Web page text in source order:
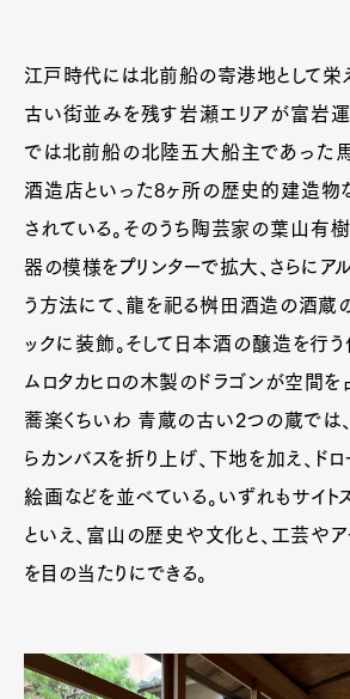
江戸時代には北前船の寄港地として栄
古い街並みを残す岩瀬エリアが富岩運
では北前船の北陸五大船主であった
酒造店といった8ヶ所の歴史的建造物
されている。そのうち陶芸家の葉山有
器の模様をプリンターで拡大、さらにア
う方法にて、龍を祀る桝田酒造の酒蔵
ックに装飾。そして日本酒の醸造を行
ムロタカヒロの木製のドラゴンが空間を
蕎楽くちいわ 青蔵の古い2つの蔵では
らカンバスを折り上げ、下地を加え、ド
絵画などを並べている。いずれもサイト
といえ、富山の歴史や文化と、工芸や
を目の当たりにできる。